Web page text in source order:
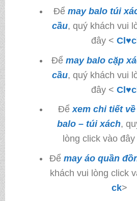
Đểmay balo túi
cầu, quý khách vui
đây <
Để may balo cặp
cầu, quý khách vui
đây <
Đểxem chi tiết
balo – túi xách,
lòng click vào đây
Đểmay áo quần
khách vui lòng click
ck>